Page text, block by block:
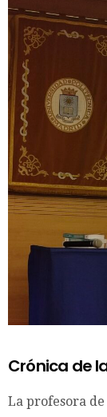
Crónica de
La profesora